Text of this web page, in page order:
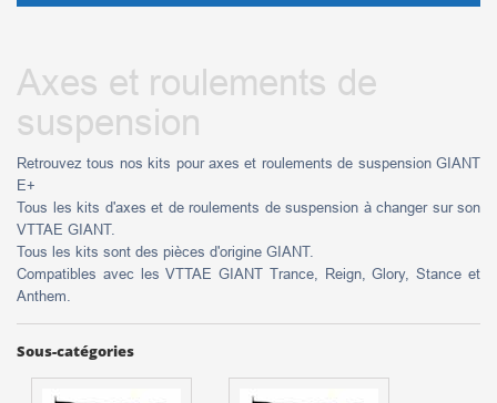
Axes et roulements de
suspension
Retrouvez tous nos kits pour axes et roulements de suspension GIANT
E+
Tous les kits d'axes et de roulements de suspension à changer sur son
VTTAE GIANT.
Tous les kits sont des pièces d'origine GIANT.
Compatibles avec les VTTAE GIANT Trance, Reign, Glory, Stance et
Anthem.
Sous-catégories